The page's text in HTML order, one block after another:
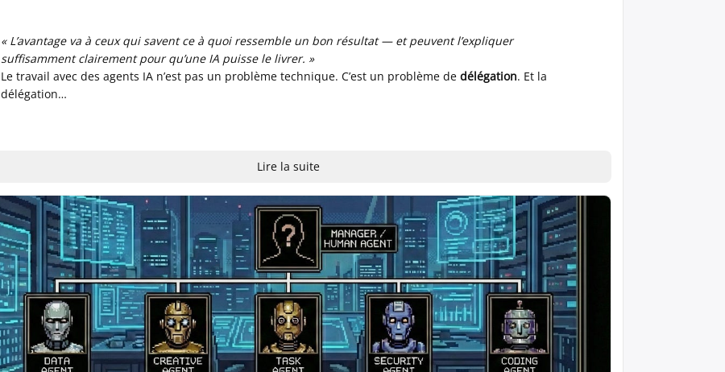
« L’avantage va à ceux qui savent ce à quoi ressemble un bon résultat — et peuvent l’expliquer
suffisamment clairement pour qu’une IA puisse le livrer. »
Le travail avec des agents IA n’est pas un problème technique. C’est un problème de délégation. Et la
délégation…
Lire la suite